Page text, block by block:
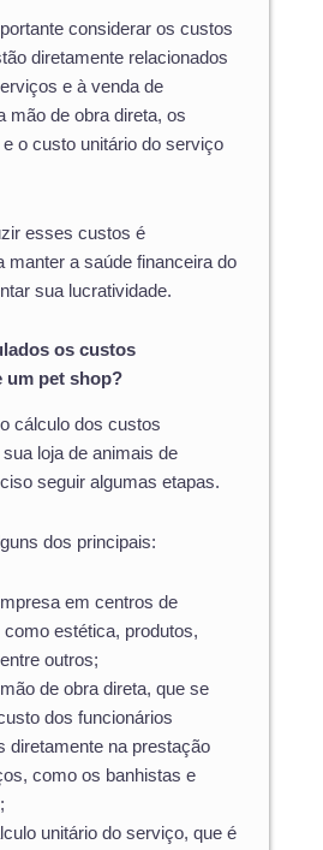
considerar os custos
diretamente relacionados
e à venda de
mão de obra direta, os
o custo unitário do serviço
esses custos é
manter a saúde financeira do
sua lucratividade.
os custos
um pet shop?
cálculo dos custos
loja de animais de
seguir algumas etapas.
dos principais:
em centros de
como estética, produtos,
outros;
de obra direta, que se
dos funcionários
diretamente na prestação
como os banhistas e
unitário do serviço, que é